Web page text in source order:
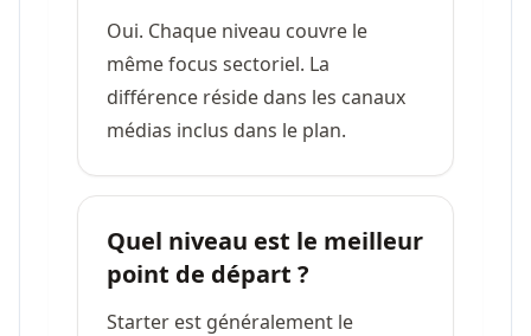
Oui. Chaque niveau couvre le
même focus sectoriel. La
différence réside dans les canaux
médias inclus dans le plan.
Quel niveau est le meilleur
point de départ ?
Starter est généralement le